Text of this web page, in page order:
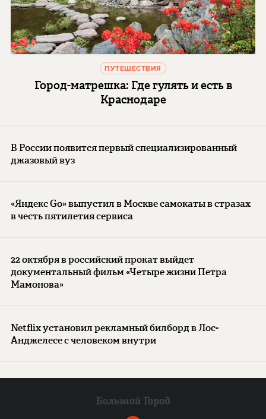
ПУТЕШЕСТВИЯ
Город-матрешка: Где гулять и есть в
Краснодаре
В России появится первый специализированный
джазовый вуз
«Яндекс Go» выпустил в Москве самокаты в стразах
в честь пятилетия сервиса
22 октября в российский прокат выйдет
документальный фильм «Четыре жизни Петра
Мамонова»
Netflix установил рекламный билборд в Лос-
Анджелесе с человеком внутри